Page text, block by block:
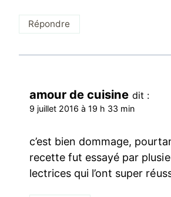
Répondre
amour de cuisine dit :
9 juillet 2016 à 19 h 33 min
c’est bien dommage,
recette fut essayé par
lectrices qui l’ont super